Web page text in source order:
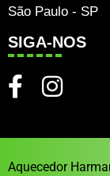
São Paulo - SP
SIGA-NOS
Aquecedor